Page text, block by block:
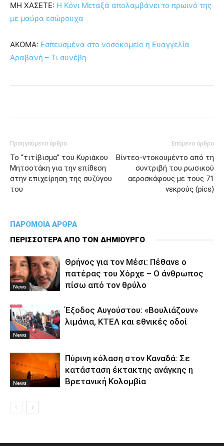
ΜΗ ΧΑΣΕΤΕ: Η Κόνι Μεταξά απολαμβάνει το πρωινό της
με μαύρα εσώρουχα
ΑΚΟΜΑ: Εσπευσμένα στο νοσοκομείο η Ευαγγελία
Αραβανή – Τι συνέβη
Προηγούμενο άρθρο
Το “τιτίβισμα” του Κυριάκου
Μητσοτάκη για την επίθεση
στην επιχείρηση της συζύγου
του
Επόμενο άρθρο
Βίντεο-ντοκουμέντο από τη
συντριβή του ρωσικού
αεροσκάφους με τους 71
νεκρούς (pics)
ΠΑΡΟΜΟΙΑ ΑΡΘΡΑ
ΠΕΡΙΣΣΟΤΕΡΑ ΑΠΟ ΤΟΝ ΔΗΜΙΟΥΡΓΟ
News
Θρήνος για τον Μέσι: Πέθανε ο
πατέρας του Χόρχε – Ο άνθρωπος
πίσω από τον θρύλο
News
Έξοδος Αυγούστου: «Βουλιάζουν»
λιμάνια, ΚΤΕΛ και εθνικές οδοί
News
Πύρινη κόλαση στον Καναδά: Σε
κατάσταση έκτακτης ανάγκης η
Βρετανική Κολομβία